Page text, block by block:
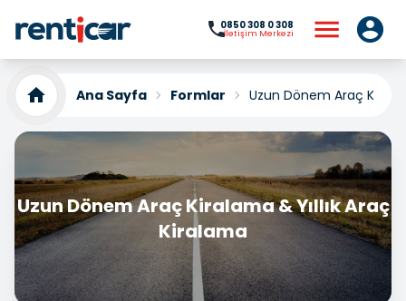
0850 308 0 308
İletişim Merkezi
Ana Sayfa Formlar Uzun Dönem Araç
Uzun Dönem Araç Kiralama & Yıllık Araç
Kiralama